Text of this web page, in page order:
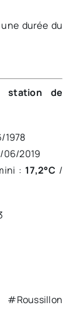
durée du
station de
1978
06/2019
: 17,2°C /